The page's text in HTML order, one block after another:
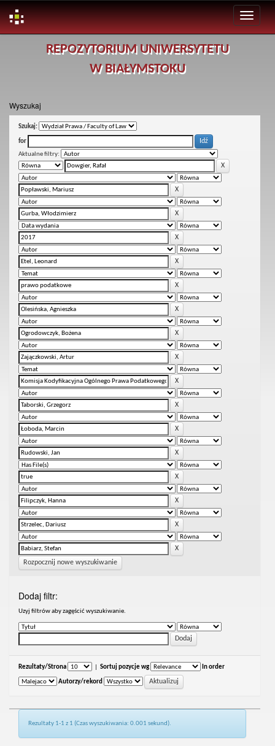
REPOZYTORIUM UNIWERSYTETU
W BIAŁYMSTOKU
Wyszukaj
Szukaj:
for
Aktualne filtry:
Rozpocznij nowe wyszukiwanie
Dodaj filtr:
Uzyj filtrów aby zagęścić wyszukiwanie.
Rezultaty/Strona Sortuj pozycje wg In order
Autorzy/rekord
Rezultaty 1-1 z 1 (Czas wyszukiwania: 0.001 sekund).